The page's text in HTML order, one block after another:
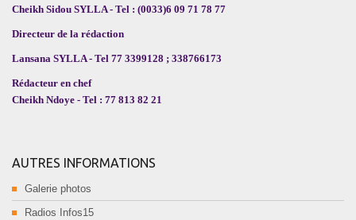
Cheikh Sidou SYLLA - Tel : (0033)6 09 71 78 77
Directeur de la rédaction
Lansana SYLLA - Tel 77 3399128 ; 338766173
Rédacteur en chef
Cheikh Ndoye - Tel : 77 813 82 21
AUTRES INFORMATIONS
Galerie photos
Radios Infos15